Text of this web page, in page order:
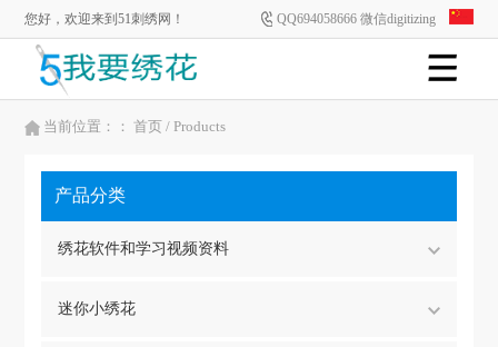
您好，欢迎来到51刺绣网！ QQ694058666 微信digitizing
当前位置：：首页 / Products
产品分类
绣花软件和学习视频资料
迷你小绣花